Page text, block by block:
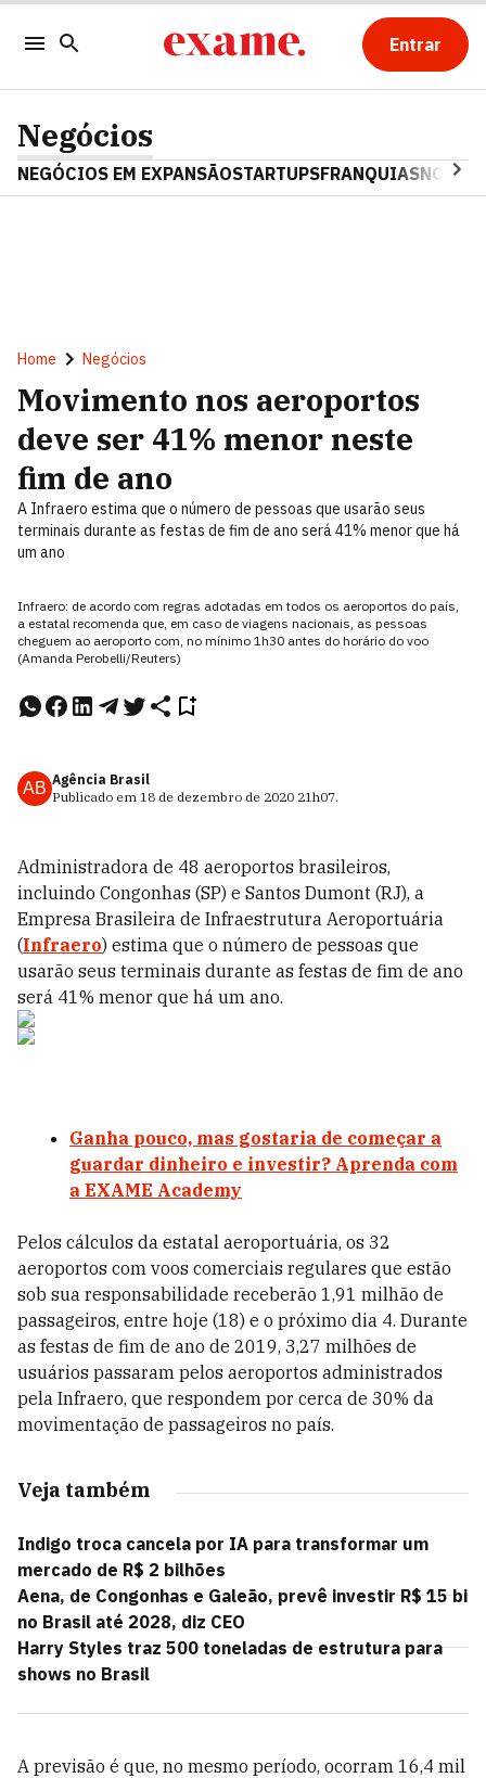
Entrar
Negócios
NEGÓCIOS EM EXPANSÃOSTARTUPSFRANQUIAS
Home Negócios
Movimento nos aeroportos
deve ser 41% menor neste
fim de ano
A Infraero estima que o número de pessoas que usarão seus
terminais durante as festas de fim de ano será 41% menor que há
um ano
Infraero: de acordo com regras adotadas em todos os aeroportos do país,
a estatal recomenda que, em caso de viagens nacionais, as pessoas
cheguem ao aeroporto com, no mínimo 1h30 antes do horário do voo
(Amanda Perobelli/Reuters)
AB Agência Brasil
Publicado em 18 de dezembro de 2020 21h07.
Administradora de 48 aeroportos brasileiros,
incluindo Congonhas (SP) e Santos Dumont (RJ), a
Empresa Brasileira de Infraestrutura Aeroportuária
(Infraero) estima que o número de pessoas que
usarão seus terminais durante as festas de fim de ano
será 41% menor que há um ano.
Ganha pouco, mas gostaria de começar a
guardar dinheiro e investir? Aprenda com
a EXAME Academy
Pelos cálculos da estatal aeroportuária, os 32
aeroportos com voos comerciais regulares que estão
sob sua responsabilidade receberão 1,91 milhão de
passageiros, entre hoje (18) e o próximo dia 4. Durante
as festas de fim de ano de 2019, 3,27 milhões de
usuários passaram pelos aeroportos administrados
pela Infraero, que respondem por cerca de 30% da
movimentação de passageiros no país.
Veja também
Indigo troca cancela por IA para transformar um
mercado de R$ 2 bilhões
Aena, de Congonhas e Galeão, prevê investir R$ 15 bi
no Brasil até 2028, diz CEO
Harry Styles traz 500 toneladas de estrutura para
shows no Brasil
A previsão é que, no mesmo período, ocorram 16,4 mil